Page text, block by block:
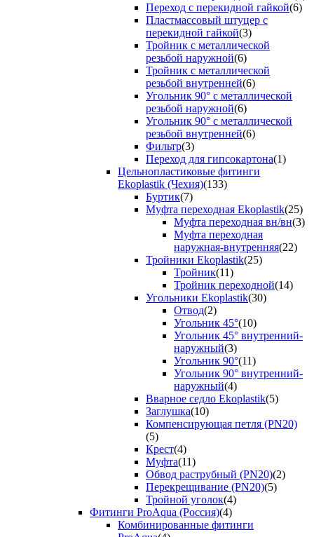
Переход с перекидной гайкой(6)
Пластмассовый штуцер с
перекидной гайкой(3)
Тройник с металлической
резьбой наружной(6)
Тройник с металлической
резьбой внутренней(6)
Угольник 90° с металлической
резьбой наружной(6)
Угольник 90° с металлической
резьбой внутренней(6)
Фильтр(3)
Переход для гипсокартона(1)
Цельнопластиковые фитинги
Ekoplastik (Чехия)(133)
Буртик(7)
Муфта переходная Ekoplastik(25)
Муфта переходная вн/вн(3)
Муфта переходная
наружная-внутренняя(22)
Тройники Ekoplastik(25)
Тройник(11)
Тройник переходной(14)
Угольники Ekoplastik(30)
Отвод(2)
Угольник 45°(10)
Угольник 45° внутренний-
наружный(3)
Угольник 90°(11)
Угольник 90° внутренний-
наружный(4)
Вварное седло Ekoplastik(5)
Заглушка(10)
Компенсирующая петля (PN20)
(5)
Крест(4)
Муфта(11)
Обвод раструбный (PN20)(2)
Перекрещивание (PN20)(5)
Тройной уголок(4)
Фитинги ProAqua (Россия)(4)
Комбинированные фитинги